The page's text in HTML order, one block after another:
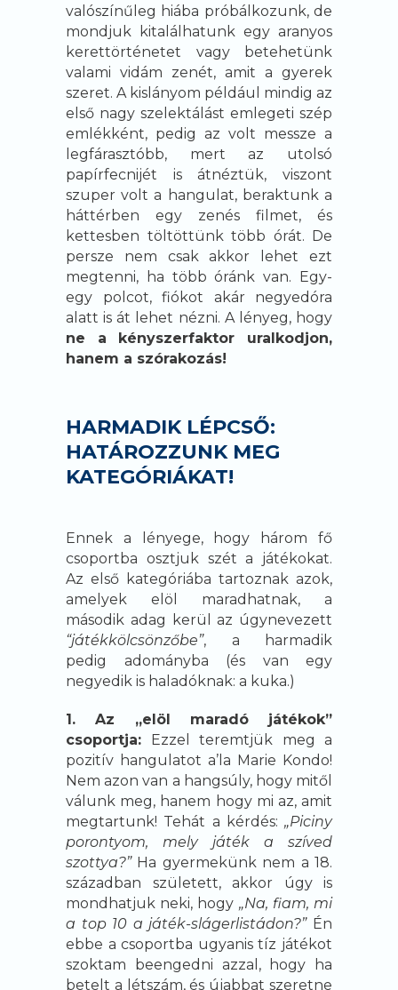
valószínűleg hiába próbálkozunk, de
mondjuk kitalálhatunk egy aranyos
kerettörténetet vagy betehetünk
valami vidám zenét, amit a gyerek
szeret. A kislányom például mindig az
első nagy szelektálást emlegeti szép
emlékként, pedig az volt messze a
legfárasztóbb, mert az utolsó
papírfecnijét is átnéztük, viszont
szuper volt a hangulat, beraktunk a
háttérben egy zenés filmet, és
kettesben töltöttünk több órát. De
persze nem csak akkor lehet ezt
megtenni, ha több óránk van. Egy-
egy polcot, fiókot akár negyedóra
alatt is át lehet nézni. A lényeg, hogy
ne a kényszerfaktor uralkodjon,
hanem a szórakozás!
HARMADIK LÉPCSŐ:
HATÁROZZUNK MEG
KATEGÓRIÁKAT!
Ennek a lényege, hogy három fő
csoportba osztjuk szét a játékokat.
Az első kategóriába tartoznak azok,
amelyek elöl maradhatnak, a
második adag kerül az úgynevezett
“játékkölcsönzőbe”, a harmadik
pedig adományba (és van egy
negyedik is haladóknak: a kuka.)
1. Az „elöl maradó játékok”
csoportja: Ezzel teremtjük meg a
pozitív hangulatot a’la Marie Kondo!
Nem azon van a hangsúly, hogy mitől
válunk meg, hanem hogy mi az, amit
megtartunk! Tehát a kérdés: „Piciny
porontyom, mely játék a szíved
szottya?”Ha gyermekünk nem a 18.
században született, akkor úgy is
mondhatjuk neki, hogy „Na, fiam, mi
a top 10 a játék-slágerlistádon?”Én
ebbe a csoportba ugyanis tíz játékot
szoktam beengedni azzal, hogy ha
betelt a létszám, és újabbat szeretne